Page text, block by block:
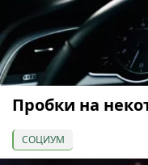
Пробки на
СОЦИУМ